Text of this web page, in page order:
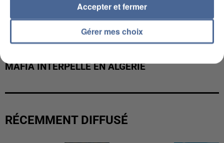
MAFIA INTERPELLÉ EN ALGÉRIE
RÉCEMMENT DIFFUSÉ
Gérer mes choix
Accepter et fermer